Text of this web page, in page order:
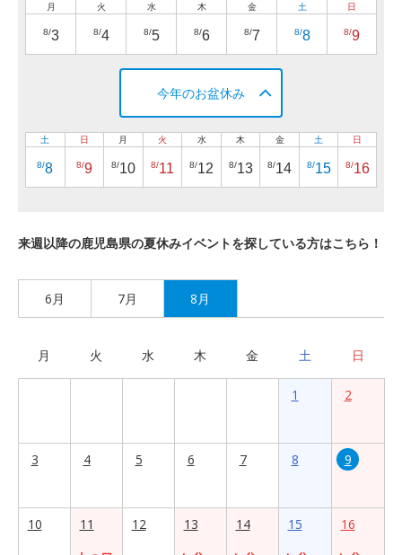
月
8/3
火
8/4
水
8/5
木
8/6
金
8/7
土
8/8
日
8/9
今年のお盆休み
土
8/8
日
8/9
月
8/10
火
8/11
水
8/12
木
8/13
金
8/14
土
8/15
日
8/16
来週以降の鹿児島県の夏休みイベントを探している方はこちら！
6月 7月 8月
月 火 水 木 金 土 日
1 2
3 4 5 6 7 8 9
10
11
12
13
14
15
16